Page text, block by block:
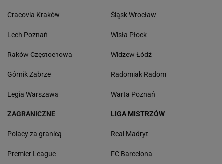
Cracovia Kraków
Lech Poznań
Raków Częstochowa
Górnik Zabrze
Legia Warszawa
Śląsk Wrocław
Wisła Płock
Widzew Łódź
Radomiak Radom
Warta Poznań
ZAGRANICZNE
Polacy za granicą
Premier League
LIGA MISTRZÓW
Real Madryt
FC Barcelona